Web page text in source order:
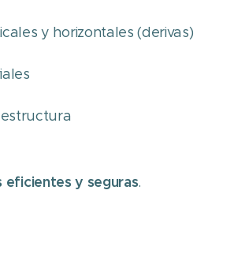
y horizontales (derivas)
eficientes y seguras.